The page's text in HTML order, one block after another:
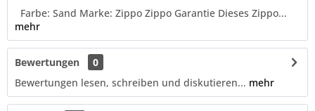
Farbe: Sand Marke: Zippo Zippo Garantie Dieses Zippo...
mehr
Bewertungen
0
Bewertungen lesen, schreiben und diskutieren... mehr